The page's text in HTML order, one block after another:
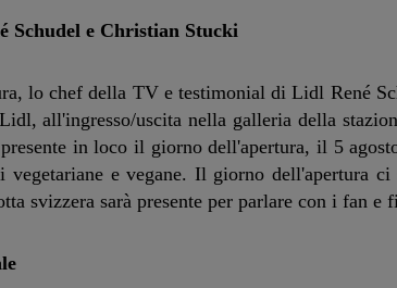
Schudel e Christian Stucki
lo chef della TV e testimonial di Lidl René
all'ingresso/uscita nella galleria della
presente in loco il giorno dell'apertura, il 5
vegetariane e vegane. Il giorno dell'apertura
svizzera sarà presente per parlare con i fan e